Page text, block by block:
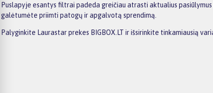
Puslapyje esantys filtrai padeda greičiau atrasti aktualius
galėtumėte priimti patogų ir apgalvotą sprendimą.
Palyginkite Laurastar prekes BIGBOX.LT ir išsirinkite tinkamiausią